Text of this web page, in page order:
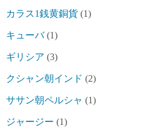
カラス1銭黄銅貨 (1)
キューバ(1)
ギリシア (3)
クシャン朝インド (2)
ササン朝ペルシャ (1)
ジャージー (1)